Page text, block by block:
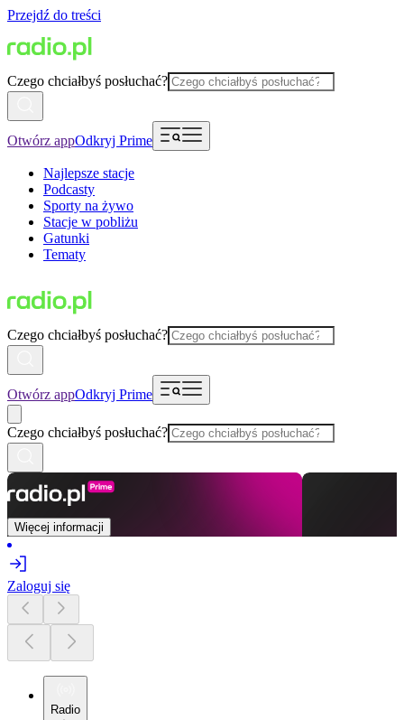
Przejdź do treści
Czego chciałbyś posłuchać?
Otwórz appOdkryj Prime
Najlepsze stacje
Podcasty
Sporty na żywo
Stacje w pobliżu
Gatunki
Tematy
Czego chciałbyś posłuchać?
Otwórz appOdkryj Prime
Czego chciałbyś posłuchać?
Więcej informacji
Zaloguj się
Radio